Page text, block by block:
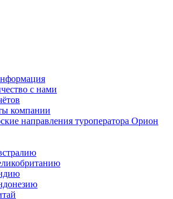
с нами
компании
направления туроператора Орион